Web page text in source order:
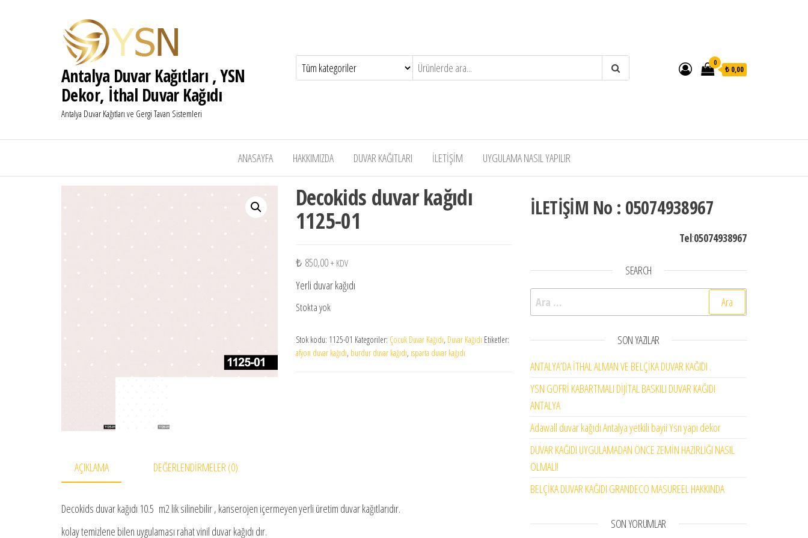
Antalya Duvar Kağıtları , YSN
Dekor, İthal Duvar Kağıdı
Antalya Duvar Kağıtları ve Gergi Tavan Sistemleri
0
₺ 0,00
ANASAYFA HAKKIMIZDA DUVAR KAĞITLARI İLETİŞİM UYGULAMA NASIL YAPILIR
Decokids duvar kağıdı
1125-01
₺ 850,00 + KDV
Yerli duvar kağıdı
Stokta yok
Stok kodu: 1125-01 Kategoriler: Çocuk Duvar Kağıdı, Duvar Kağıdı Etiketler:
afyon duvar kağıdı, burdur duvar kağıdı, ısparta duvar kağıdı
AÇIKLAMA DEĞERLENDIRMELER (0)
Decokids duvar kağıdı 10.5 m2 lik silinebilir , kanserojen içermeyen yerli üretim duvar kağıtlarıdır.
kolay temizlene bilen uygulaması rahat vinil duvar kağıdı dır.
İLETİŞİM No : 05074938967
Tel:05074938967
SEARCH
Arama:
SON YAZILAR
ANTALYA’DA İTHAL ALMAN VE BELÇİKA DUVAR KAĞIDI .
YSN GOFRİ KABARTMALI DİJİTAL BASKILI DUVAR KAĞIDI
ANTALYA
Adawall duvar kağıdı Antalya yetkili bayii Ysn yapı dekor
DUVAR KAĞIDI UYGULAMADAN ÖNCE ZEMİN HAZIRLIĞI NASIL
OLMALI!
BELÇİKA DUVAR KAĞIDI GRANDECO MASUREEL HAKKINDA
SON YORUMLAR